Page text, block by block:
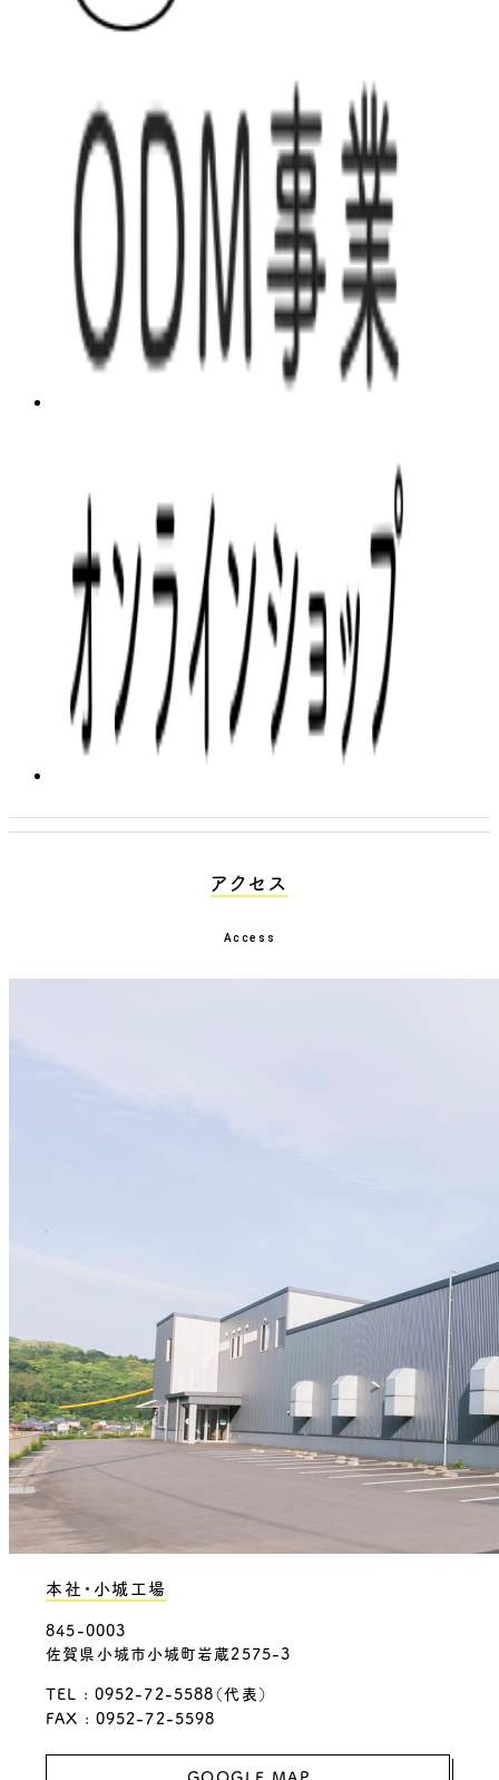
アクセス
Access
本社・小城工場
845-0003
佐賀県小城市小城町岩蔵2575-3
TEL : 0952-72-5588（代表）
FAX : 0952-72-5598